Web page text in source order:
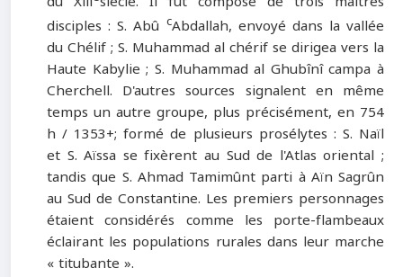
disciples : S. Abû cAbdallah, envoyé dans la vallée
du Chélif ; S. Muhammad al chérif se dirigea vers la
Haute Kabylie ; S. Muhammad al Ghubînî campa à
Cherchell. D'autres sources signalent en même
temps un autre groupe, plus précisément, en 754
h / 1353+; formé de plusieurs prosélytes : S. Naïl
et S. Aïssa se fixèrent au Sud de l'Atlas oriental ;
tandis que S. Ahmad Tamimûnt parti à Aïn Sagrûn
au Sud de Constantine. Les premiers personnages
étaient considérés comme les porte-flambeaux
éclairant les populations rurales dans leur marche
« titubante ».